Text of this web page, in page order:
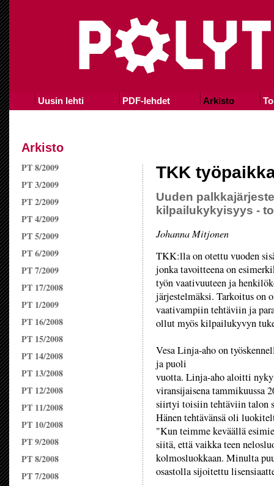
Uusin lehti PDF-lehdet Arkisto
Arkisto
PT 8/2009
PT 3/2009
PT 2/2009
PT 4/2009
PT 5/2009
PT 6/2009
PT 7/2009
PT 17/2008
PT 1/2009
PT 16/2008
PT 15/2008
PT 14/2008
PT 13/2008
PT 12/2008
PT 11/2008
PT 10/2008
PT 9/2008
PT 8/2008
PT 7/2008
TKK
Uuden
kilpailukykyisyys -
Johanna Mitjonen
TKK:lla on otettu vuoden
jonka tavoitteena on
työn vaativuuteen ja
järjestelmäksi. Tarkoitus on
vaativampiin tehtäviin ja
ollut myös kilpailukyvyn
Vesa Linja-aho on
ja puoli
vuotta. Linja-aho aloitti
viransijaisena tammikuussa
siirtyi toisiin tehtäviin talon
Hänen tehtävänsä oli
"Kun teimme keväällä
siitä, että vaikka teen
kolmosluokkaan. Minulta
osastolla sijoitettu